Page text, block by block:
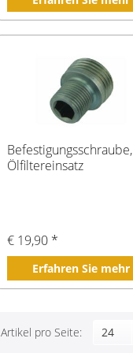
Befestigungsschraube,
Ölfiltereinsatz
€ 19,90 *
Erfahren Sie mehr
Artikel pro Seite: